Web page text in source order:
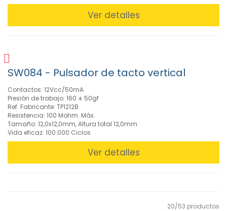
Ver detalles
SW084 - Pulsador de tacto vertical
Contactos: 12Vcc/50mA
Presión de trabajo: 160 ± 50gf
Ref. Fabricante: TP1212B
Resistencia: 100 Mohm. Máx.
Tamaño: 12,0x12,0mm, Altura total 12,0mm
Vida eficaz: 100.000 Ciclos
Ver detalles
20/53 productos